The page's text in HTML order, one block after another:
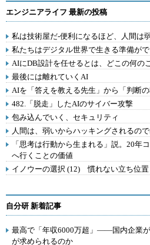
エンジニアライフ 最新の投稿
私は技術屋だ-便利になるほど、人間は
私たちはデジタル世界で生きる準備が
AIにDB設計を任せるとは、どこの何の
最後には離れていくAI
AIを「答えを教える先生」から「判断
482.「脱走」したAIのサイバー攻撃
包み込んでいく、セキュリティ
人間は、弱いからハッキングされるの
「思考は行動から生まれる」説。20年
へ行くことの価値
イノウーの選択 (12) 慣れない立ち位置
自分研 新着記事
最高で「年収6000万超」――国内企業
が求められるのか